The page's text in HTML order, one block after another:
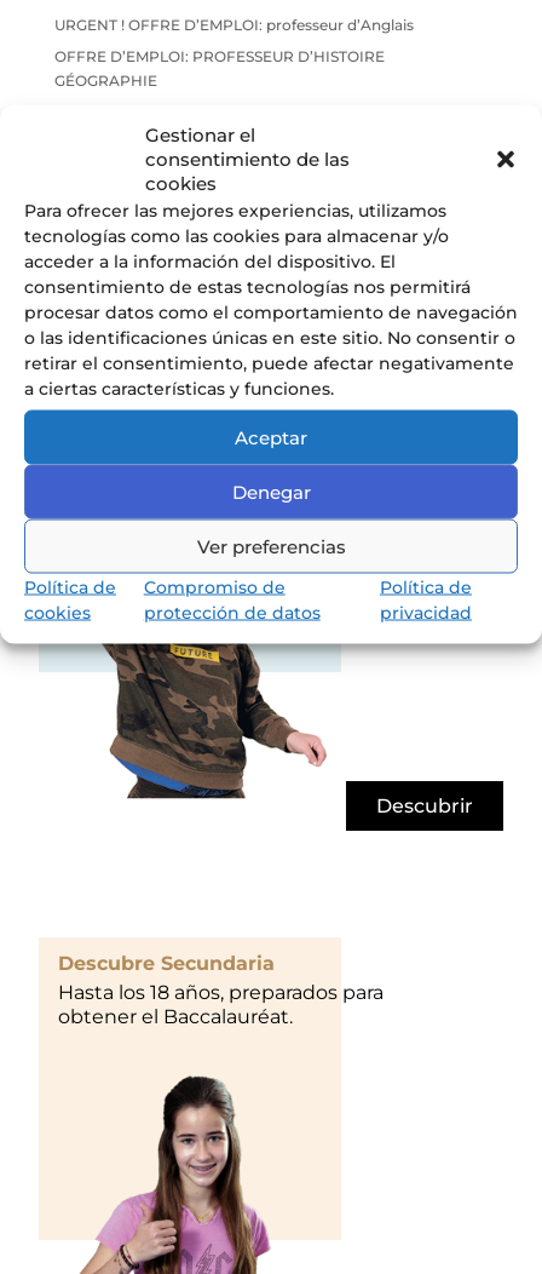
Gestionar el
consentimiento de las
cookies
Para ofrecer las mejores experiencias, utilizamos
tecnologías como las cookies para almacenar y/o
acceder a la información del dispositivo. El
consentimiento de estas tecnologías nos permitirá
procesar datos como el comportamiento de navegación
o las identificaciones únicas en este sitio. No consentir o
retirar el consentimiento, puede afectar negativamente
a ciertas características y funciones.
Aceptar
Denegar
Ver preferencias
Política de
cookies
Compromiso de
protección de datos
Política de
privacidad
URGENT ! OFFRE D’EMPLOI: professeur d’Anglais
OFFRE D’EMPLOI: PROFESSEUR D’HISTOIRE
GÉOGRAPHIE
Commentaires récents
Conoce nuestra pedagogía
Los niños van a aprender jugando,
Descubrir
Descubre Secundaria
Hasta los 18 años, preparados para
obtener el Baccalauréat.